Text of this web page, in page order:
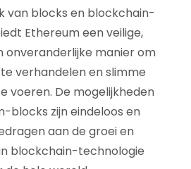
van blocks en blockchain-
Ethereum een veilige,
onveranderlijke manier om
verhandelen en slimme
voeren. De mogelijkheden
blocks zijn eindeloos en
aan de groei en
blockchain-technologie